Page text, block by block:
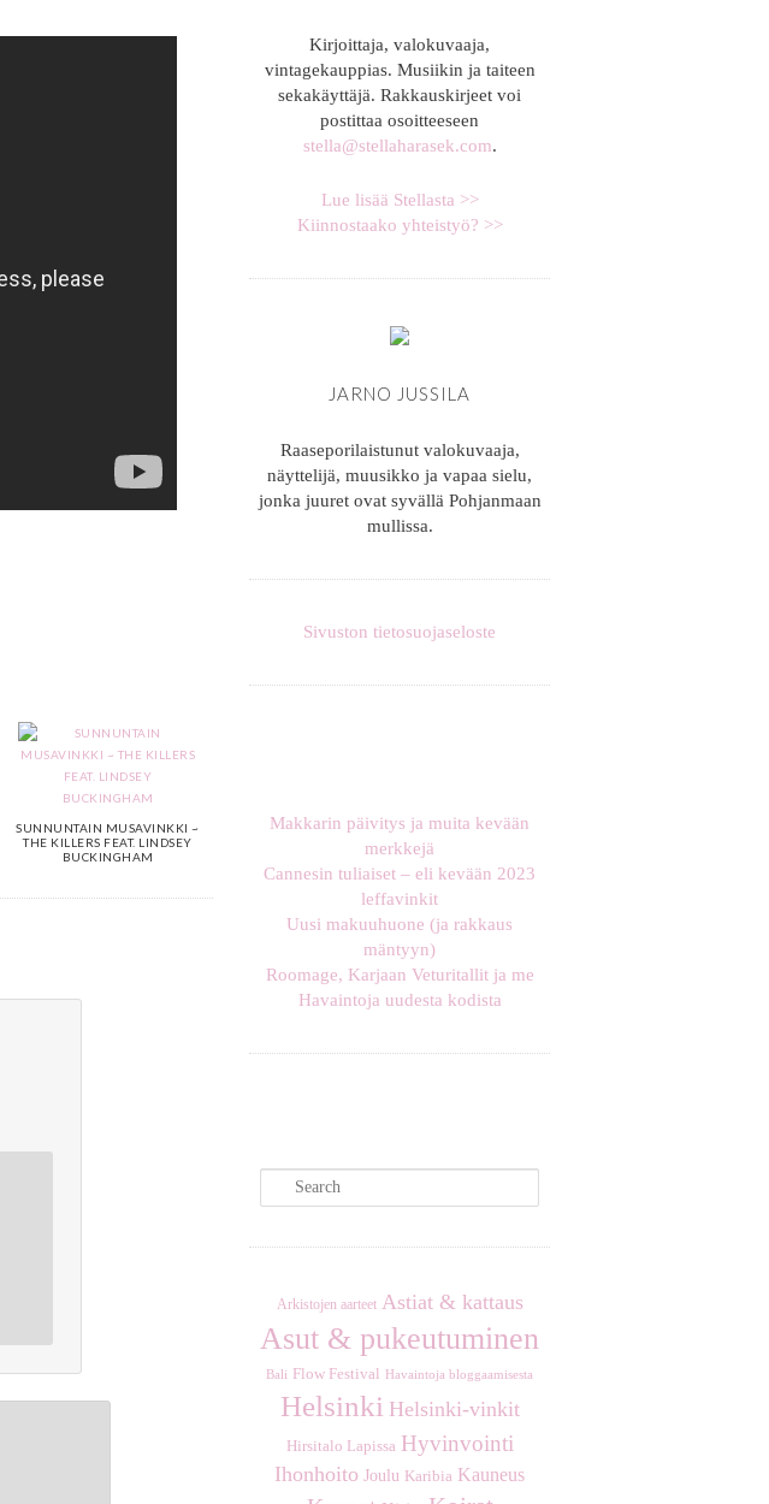
SUNNUNTAIN MUSAVINKKI ~
THE KILLERS FEAT. LINDSEY
BUCKINGHAM
Kirjoittaja, valokuvaaja,
vintagekauppias. Musiikin ja taiteen
sekakäyttäjä. Rakkauskirjeet voi
postittaa osoitteeseen
stella@stellaharasek.com.
Lue lisää Stellasta >>
Kiinnostaako yhteistyö? >>
JARNO JUSSILA
Raaseporilaistunut valokuvaaja,
näyttelijä, muusikko ja vapaa sielu,
jonka juuret ovat syvällä Pohjanmaan
mullissa.
Sivuston tietosuojaseloste
Makkarin päivitys ja muita kevään
merkkejä
Cannesin tuliaiset – eli kevään 2023
leffavinkit
Uusi makuuhuone (ja rakkaus
mäntyyn)
Roomage, Karjaan Veturitallit ja me
Havaintoja uudesta kodista
e
Arkistojen aarteet Astiat & kattaus
Asut & pukeutuminen
Bali Flow Festival Havaintoja bloggaamisesta
Helsinki Helsinki-vinkit
Hirsitalo Lapissa Hyvinvointi
Ihonhoito Joulu Karibia Kauneus